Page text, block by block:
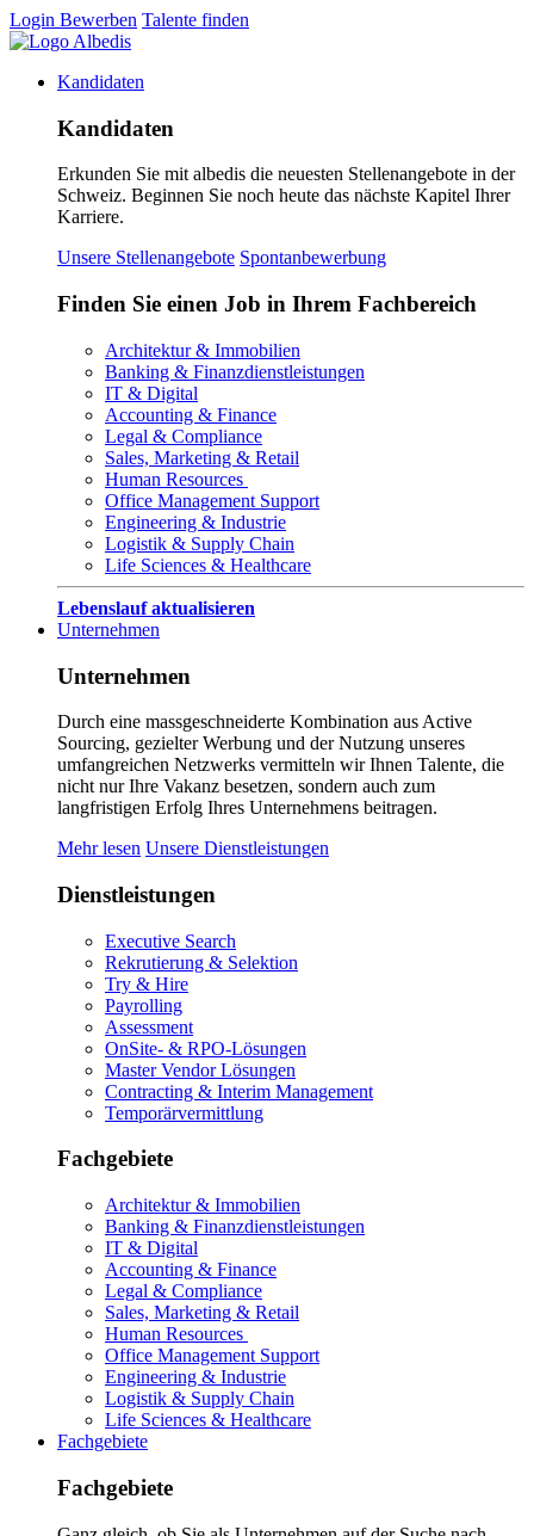
Login Bewerben Talente finden
Kandidaten
Kandidaten
Erkunden Sie mit albedis die neuesten Stellenangebote in der
Schweiz. Beginnen Sie noch heute das nächste Kapitel Ihrer
Karriere.
Unsere Stellenangebote Spontanbewerbung
Finden Sie einen Job in Ihrem Fachbereich
Architektur & Immobilien
Banking & Finanzdienstleistungen
IT & Digital
Accounting & Finance
Legal & Compliance
Sales, Marketing & Retail
Human Resources
Office Management Support
Engineering & Industrie
Logistik & Supply Chain
Life Sciences & Healthcare
Lebenslauf aktualisieren
Unternehmen
Unternehmen
Durch eine massgeschneiderte Kombination aus Active
Sourcing, gezielter Werbung und der Nutzung unseres
umfangreichen Netzwerks vermitteln wir Ihnen Talente, die
nicht nur Ihre Vakanz besetzen, sondern auch zum
langfristigen Erfolg Ihres Unternehmens beitragen.
Mehr lesen Unsere Dienstleistungen
Dienstleistungen
Executive Search
Rekrutierung & Selektion
Try & Hire
Payrolling
Assessment
OnSite- & RPO-Lösungen
Master Vendor Lösungen
Contracting & Interim Management
Temporärvermittlung
Fachgebiete
Architektur & Immobilien
Banking & Finanzdienstleistungen
IT & Digital
Accounting & Finance
Legal & Compliance
Sales, Marketing & Retail
Human Resources
Office Management Support
Engineering & Industrie
Logistik & Supply Chain
Life Sciences & Healthcare
Fachgebiete
Fachgebiete